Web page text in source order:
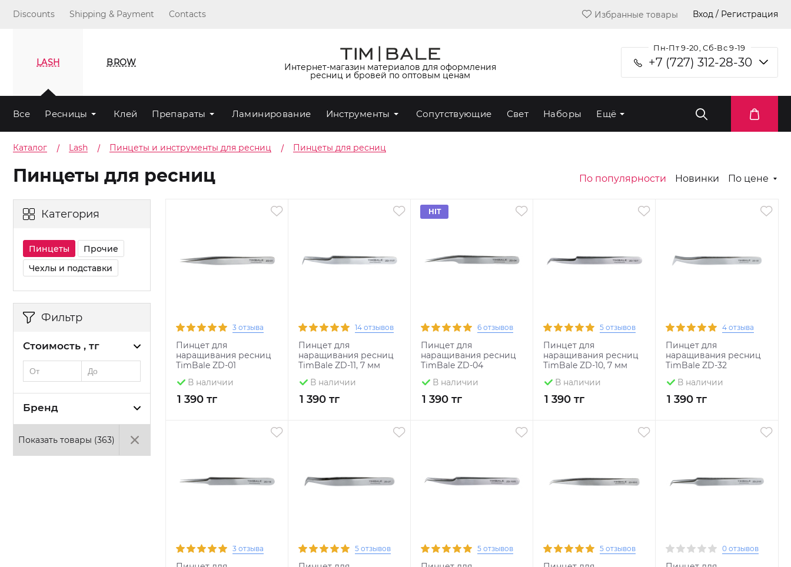
Discounts Shipping & Payment Contacts Избранные товары Вход / Регистрация
LASH BROW Интернет-магазин материалов для оформления
ресниц и бровей по оптовым ценам
Пн-Пт 9-20, Сб-Вс 9-19
+7 (727) 312-28-30
Все Ресницы Клей Препараты Ламинирование Инструменты Сопутствующие Свет Наборы Ещё
Каталог Lash Пинцеты и инструменты для ресниц Пинцеты для ресниц
Пинцеты для ресниц По популярности Новинки По цене
Категория
Пинцеты
Прочие
Чехлы и подставки
Фильтр
Стоимость , тг
Бренд
Показать товары (363)
3 отзыва
Пинцет для
наращивания ресниц
TimBale ZD-01
В наличии
1 390 тг
14 отзывов
Пинцет для
наращивания ресниц
TimBale ZD-11, 7 мм
В наличии
1 390 тг
HIT
6 отзывов
Пинцет для
наращивания ресниц
TimBale ZD-04
В наличии
1 390 тг
5 отзывов
Пинцет для
наращивания ресниц
TimBale ZD-10, 7 мм
В наличии
1 390 тг
4 отзыва
Пинцет для
наращивания ресниц
TimBale ZD-32
В наличии
1 390 тг
3 отзыва 5 отзывов 5 отзывов 5 отзывов 0 отзывов